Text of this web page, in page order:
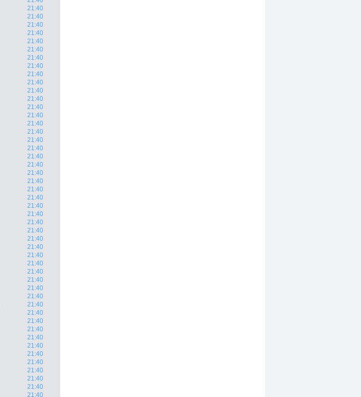
21:40
21:40
21:40
21:40
21:40
21:40
21:40
21:40
21:40
21:40
21:40
21:40
21:40
21:40
21:40
21:40
21:40
21:40
21:40
21:40
21:40
21:40
21:40
21:40
21:40
21:40
21:40
21:40
21:40
21:40
21:40
21:40
21:40
21:40
21:40
21:40
21:40
21:40
21:40
21:40
21:40
21:40
21:40
21:40
21:40
21:40
21:40
21:40